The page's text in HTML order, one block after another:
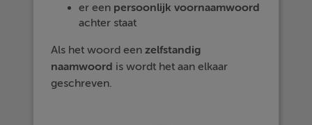
er een persoonlijk voornaamwoord
achter staat
Als het woord eenzelfstandig
naamwoord is wordt het aan elkaar
geschreven.